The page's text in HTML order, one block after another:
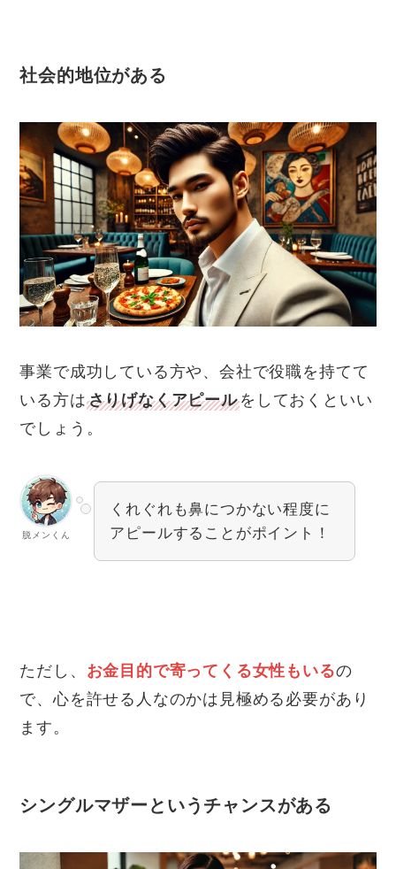
社会的地位がある
事業で成功している方や、会社で役職を持てて
いる方はさりげなくアピールをしておくといい
でしょう。
脱メンくん
くれぐれも鼻につかない程度に
アピールすることがポイント！
ただし、 お金目的で寄ってくる女性もいるの
で、心を許せる人なのかは見極める必要があり
ます。
シングルマザーというチャンスがある